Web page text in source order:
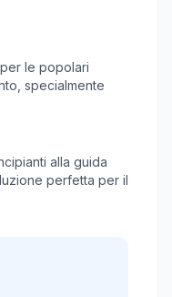
le popolari
specialmente
alla guida
perfetta per il